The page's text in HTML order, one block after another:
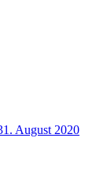
August 2020